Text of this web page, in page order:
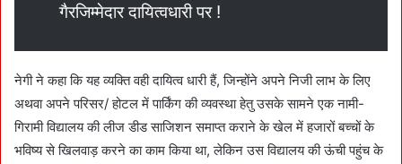
गैरजिम्मेदार दायित्वधारी पर !
नेगी ने कहा कि यह व्यक्ति वही दायित्व धारी हैं, जिन्होंने अपने निजी लाभ के लिए
अथवा अपने परिसर/ होटल में पार्किंग की व्यवस्था हेतु उसके सामने एक नामी-
गिरामी विद्यालय की लीज डीड साजिशन समाप्त कराने के खेल में हजारों बच्चों के
भविष्य से खिलवाड़ करने का काम किया था, लेकिन उस विद्यालय की ऊंची पहुंच के